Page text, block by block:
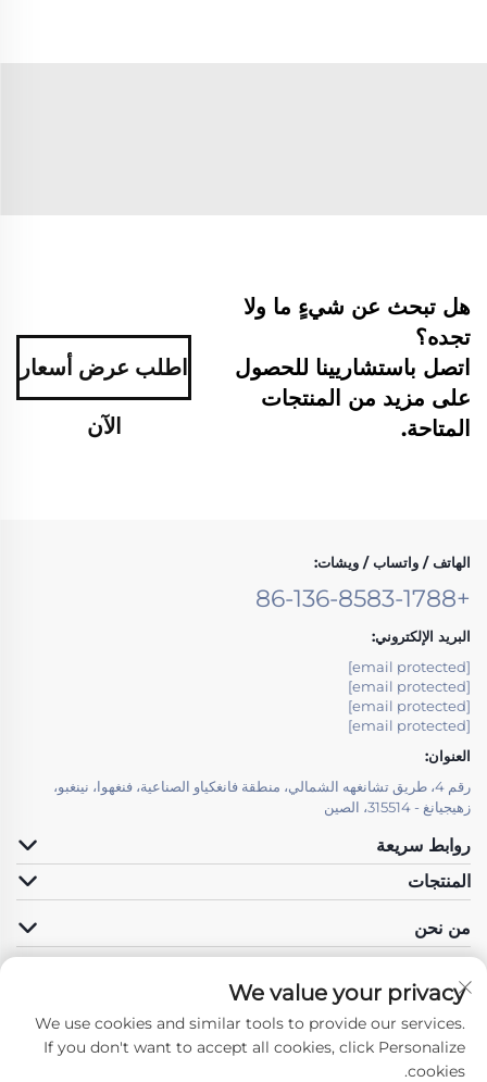
هل تبحث عن شيءٍ ما ولا
تجده؟
اتصل باستشاريينا للحصول
على مزيد من المنتجات
المتاحة.
اطلب عرض أسعار
الآن
الهاتف / واتساب / ويشات:
+86-136-8583-1788
البريد الإلكتروني:
[email protected]
[email protected]
[email protected]
[email protected]
العنوان:
رقم 4، طريق تشانغهه الشمالي، منطقة فانغكياو الصناعية، فنغهوا، نينغبو،
زهيجيانغ - 315514، الصين
روابط سريعة
المنتجات
من نحن
تابعنا
We value your privacy
We use cookies and similar tools to provide our services.
If you don't want to accept all cookies, click Personalize
cookies.